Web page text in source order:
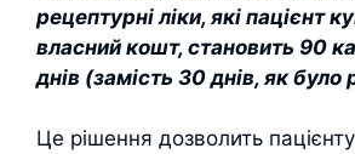
рецептурні ліки, які пацієнт
власний кошт, становить 90
днів (замість 30 днів, як було
Це рішення дозволить